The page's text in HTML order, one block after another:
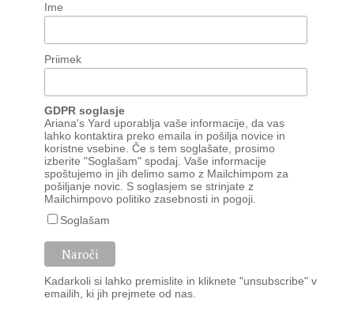
Ime
Priimek
GDPR soglasje
Ariana's Yard uporablja vaše informacije, da vas
lahko kontaktira preko emaila in pošilja novice in
koristne vsebine. Če s tem soglašate, prosimo
izberite "Soglašam" spodaj. Vaše informacije
spoštujemo in jih delimo samo z Mailchimpom za
pošiljanje novic. S soglasjem se strinjate z
Mailchimpovo politiko zasebnostiin pogoji.
Soglašam
Kadarkoli si lahko premislite in kliknete "unsubscribe" v
emailih, ki jih prejmete od nas.